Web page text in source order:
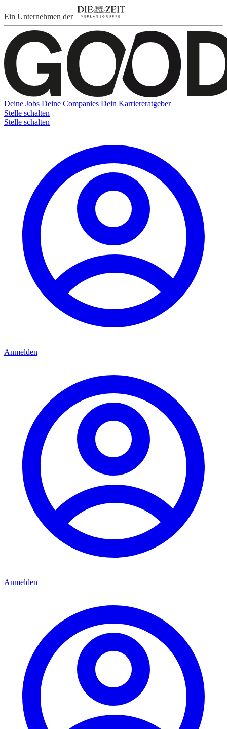
Ein Unternehmen der
Deine Jobs Deine Companies Dein Karriereratgeber
Stelle schalten
Stelle schalten
Anmelden
Anmelden